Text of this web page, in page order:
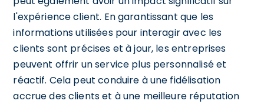
l'expérience client. En garantissant que les
informations utilisées pour interagir avec les
clients sont précises et à jour, les entreprises
peuvent offrir un service plus personnalisé et
réactif. Cela peut conduire à une fidélisation
accrue des clients et à une meilleure réputation